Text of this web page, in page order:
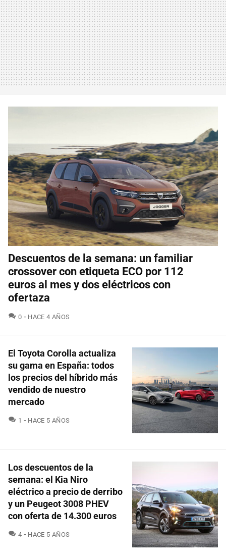
Descuentos de la semana: un familiar
crossover con etiqueta ECO por 112
euros al mes y dos eléctricos con
ofertaza
0 COMENTARIOS
HACE 4 AÑOS
El Toyota Corolla actualiza
su gama en España: todos
los precios del híbrido más
vendido de nuestro
mercado
1 COMENTARIOS
HACE 5 AÑOS
Los descuentos de la
semana: el Kia Niro
eléctrico a precio de derribo
y un Peugeot 3008 PHEV
con oferta de 14.300 euros
4 COMENTARIOS
HACE 5 AÑOS